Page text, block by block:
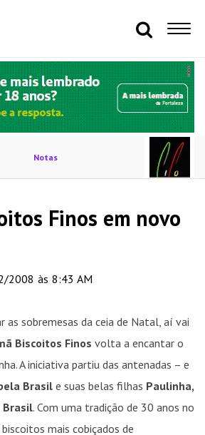
Notas
Finos em novo
2008 às 8:43 AM
as sobremesas da ceia de Natal, aí vai
Biscoitos Finos volta a encantar o
A iniciativa partiu das antenadas – e
Brasil e suas belas filhas Paulinha,
Brasil. Com uma tradição de 30 anos no
mais cobiçados de